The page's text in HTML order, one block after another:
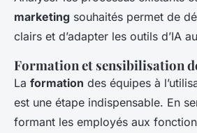
marketing souhaités permet de
clairs et d’adapter les outils d’IA
Formation et sensibilisation
La formation des équipes à
est une étape indispensable. En
formant les employés aux